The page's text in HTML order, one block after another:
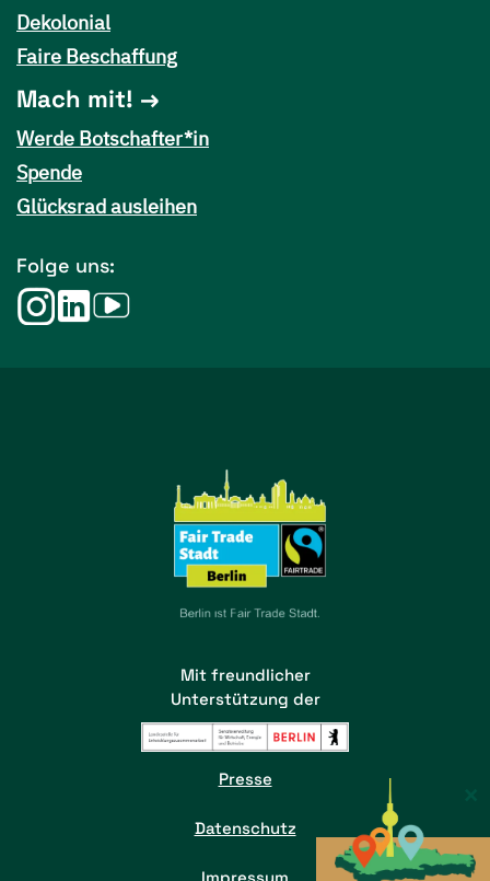
Dekolonial
Faire Beschaffung
Mach mit!
Werde Botschafter*in
Spende
Glücksrad ausleihen
Folge uns:
Mit freundlicher
Unterstützung der
Presse
Datenschutz